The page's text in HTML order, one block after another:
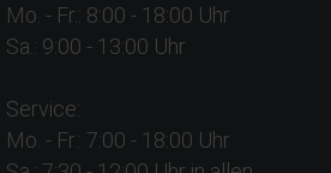
Mo. - Fr.: 8:00 - 18:00 Uhr
Sa.: 9:00 - 13:00 Uhr
Service:
Mo. - Fr.: 7:00 - 18:00 Uhr